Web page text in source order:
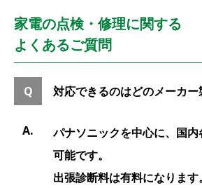
家電の点検・修理に関する
よくあるご質問
対応できるのはどのメーカー
パナソニックを中心に、国
可能です。
出張診断料は有料になりま